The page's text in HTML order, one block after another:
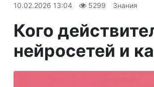
10.02.2026 13:04 5299 Знания
Кого
нейросетей и